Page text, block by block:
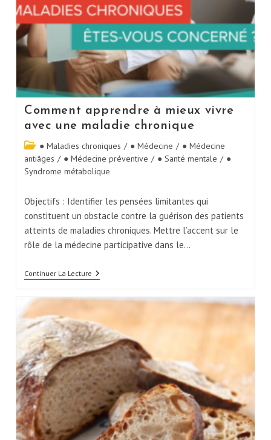
Comment apprendre à mieux vivre
avec une maladie chronique
● Maladies chroniques / ● Médecine / ● Médecine
antiâges / ● Médecine préventive / ● Santé mentale / ●
Syndrome métabolique
Objectifs : Identifier les pensées limitantes qui
constituent un obstacle contre la guérison des patients
atteints de maladies chroniques. Mettre l’accent sur le
rôle de la médecine participative dans le…
Continuer La Lecture